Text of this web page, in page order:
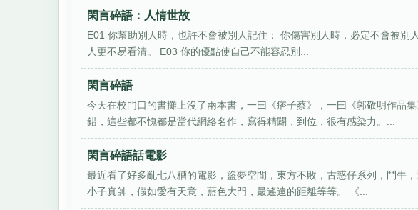
閑言碎語：人情世故
E01 你幫助別人時，也許不會被別人記住； 你傷害別人時，必定不會被別
人更不易看清。 E03 你的優點使自己不能容忍別...
閑言碎語
今天在校門口的書攤上沒了兩本書，一曰《痞子蔡》，一曰《郭敬明作品
錯，這些都不愧都是當代網絡名作，寫得精闢，到位，很有感染力。...
閑言碎語話電影
最近看了好多亂七八糟的電影，盜夢空間，東方不敗，古惑仔系列，鬥牛
小子真帥，假如愛有天意，藍色大門，最遙遠的距離等等。 《...